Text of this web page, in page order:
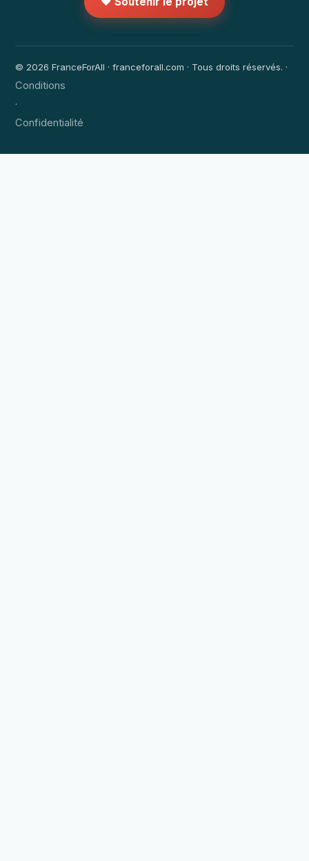
© 2026 FranceForAll · franceforall.com · Tous droits réservés. ·
Conditions
·
Confidentialité